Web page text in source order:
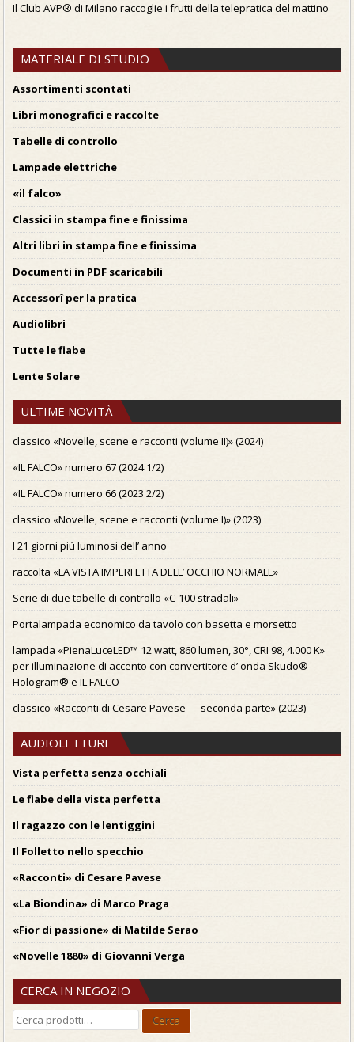
Il Club AVP® di Milano raccoglie i frutti della telepratica del mattino
MATERIALE DI STUDIO
Assortimenti scontati
Libri monografici e raccolte
Tabelle di controllo
Lampade elettriche
«il falco»
Classici in stampa fine e finissima
Altri libri in stampa fine e finissima
Documenti in PDF scaricabili
Accessorî per la pratica
Audiolibri
Tutte le fiabe
Lente Solare
ULTIME NOVITÀ
classico «Novelle, scene e racconti (volume II)» (2024)
«IL FALCO» numero 67 (2024 1/2)
«IL FALCO» numero 66 (2023 2/2)
classico «Novelle, scene e racconti (volume I)» (2023)
I 21 giorni piú luminosi dell’ anno
raccolta «LA VISTA IMPERFETTA DELL’ OCCHIO NORMALE»
Serie di due tabelle di controllo «C-100 stradali»
Portalampada economico da tavolo con basetta e morsetto
lampada «PienaLuceLED™ 12 watt, 860 lumen, 30°, CRI 98, 4.000 K»
per illuminazione di accento con convertitore d’ onda Skudo®
Hologram® e IL FALCO
classico «Racconti di Cesare Pavese — seconda parte» (2023)
AUDIOLETTURE
Vista perfetta senza occhiali
Le fiabe della vista perfetta
Il ragazzo con le lentiggini
Il Folletto nello specchio
«Racconti» di Cesare Pavese
«La Biondina» di Marco Praga
«Fior di passione» di Matilde Serao
«Novelle 1880» di Giovanni Verga
CERCA IN NEGOZIO
Cerca: Cerca